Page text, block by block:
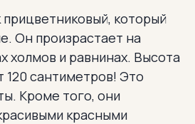
который
Он произрастает на
холмов и равнинах. Высота
120 сантиметров! Это
Кроме того, они
красными